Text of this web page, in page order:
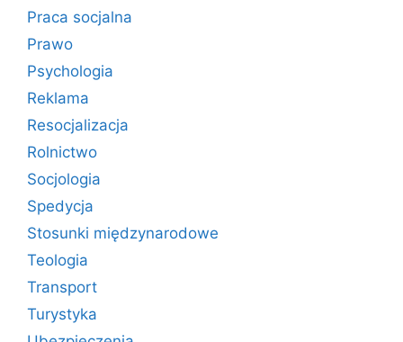
Praca socjalna
Prawo
Psychologia
Reklama
Resocjalizacja
Rolnictwo
Socjologia
Spedycja
Stosunki międzynarodowe
Teologia
Transport
Turystyka